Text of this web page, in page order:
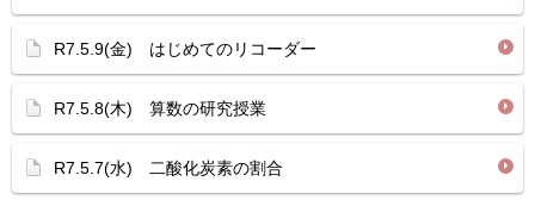
R7.5.9(金) はじめてのリコーダー
R7.5.8(木) 算数の研究授業
R7.5.7(水) 二酸化炭素の割合